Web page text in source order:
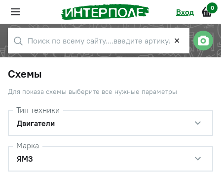
Вход 0
✕
Схемы
Для показа схемы выберите все нужные параметры
Тип техники
Двигатели
Марка
ЯМЗ